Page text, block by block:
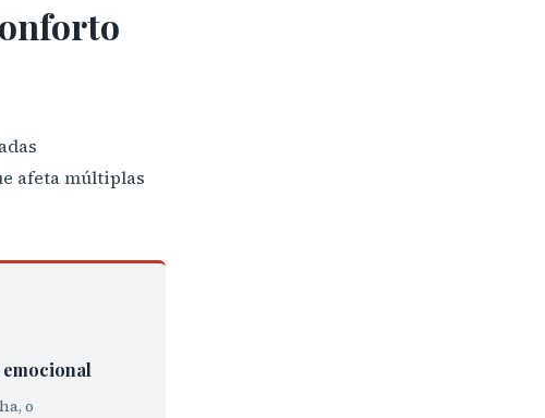
afeta múltiplas
o